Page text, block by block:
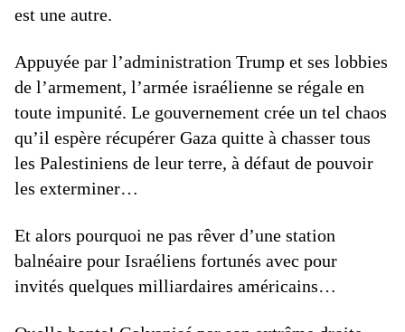
est une autre.
Appuyée par l’administration Trump et ses lobbies
de l’armement, l’armée israélienne se régale en
toute impunité. Le gouvernement crée un tel chaos
qu’il espère récupérer Gaza quitte à chasser tous
les Palestiniens de leur terre, à défaut de pouvoir
les exterminer…
Et alors pourquoi ne pas rêver d’une station
balnéaire pour Israéliens fortunés avec pour
invités quelques milliardaires américains…